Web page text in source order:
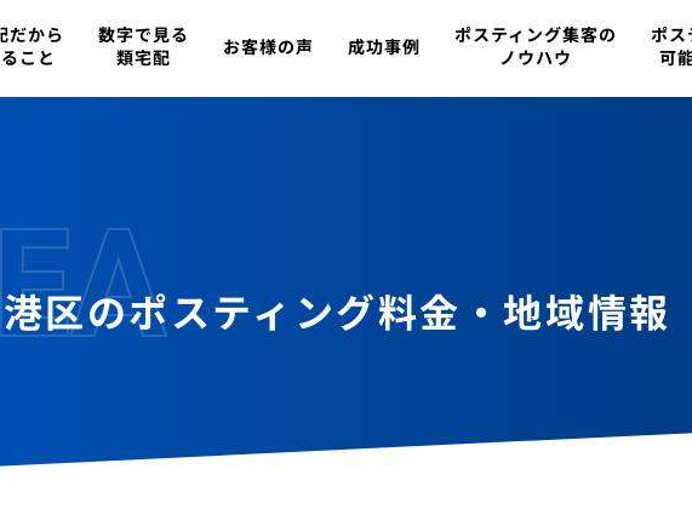
だから
こと
数字で見る
類宅配
お客様の声 成功事例
ポスティング集客の
ノウハウ
ポス
可
区のポスティング料金・地域情報